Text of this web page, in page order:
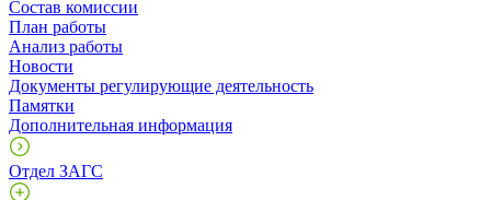
Состав комиссии
План работы
Анализ работы
Новости
Документы регулирующие деятельность
Памятки
Дополнительная информация
Отдел ЗАГС